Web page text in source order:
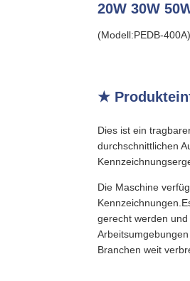
20W 30W
(Modell:PEDB-400A)
★
Dies ist ein
durchschnittlichen
Die Maschine
gerecht werden
Branchen weit